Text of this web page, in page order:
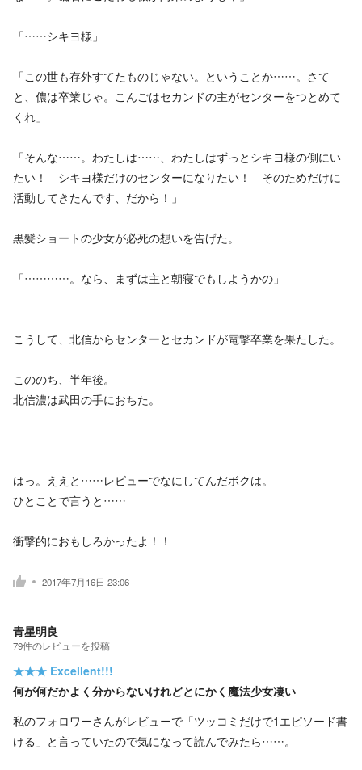
「……シキヨ様」
「この世も存外すてたものじゃない。ということか……。さて
と、儂は卒業じゃ。こんごはセカンドの主がセンターをつとめて
くれ」
「そんな……。わたしは……、わたしはずっとシキヨ様の側にい
たい！ シキヨ様だけのセンターになりたい！ そのためだけに
活動してきたんです、だから！」
黒髪ショートの少女が必死の想いを告げた。
「…………。なら、まずは主と朝寝でもしようかの」
こうして、北信からセンターとセカンドが電撃卒業を果たした。
こののち、半年後。
北信濃は武田の手におちた。
はっ。ええと……レビューでなにしてんだボクは。
ひとことで言うと……
衝撃的におもしろかったよ！！
2017年7月16日 23:06
青星明良
79件のレビューを投稿
★★★ Excellent!!!
何が何だかよく分からないけれどとにかく魔法少女凄い
私のフォロワーさんがレビューで「ツッコミだけで1エピソード書
ける」と言っていたので気になって読んでみたら……。